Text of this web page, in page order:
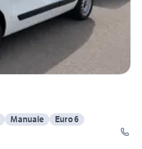
Manuale
Euro 6